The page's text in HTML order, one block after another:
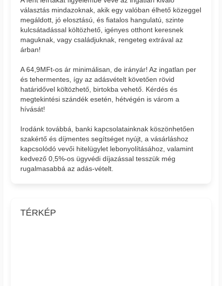
választás mindazoknak, akik egy valóban élhető közeggel
megáldott, jó elosztású, és fiatalos hangulatú, szinte
kulcsátadással költözhető, igényes otthont keresnek
maguknak, vagy családjuknak, rengeteg extrával az
árban!
A 64,9MFt-os ár minimálisan, de irányár! Az ingatlan per
és tehermentes, így az adásvételt követően rövid
határidővel költözhető, birtokba vehető. Kérdés és
megtekintési szándék esetén, hétvégén is várom a
hívását!
Irodánk továbbá, banki kapcsolatainknak köszönhetően
szakértő és díjmentes segítséget nyújt, a vásárláshoz
kapcsolódó vevői hitelügylet lebonyolításához, valamint
kedvező 0,5%-os ügyvédi díjazással tesszük még
rugalmasabbá az adás-vételt.
TÉRKÉP